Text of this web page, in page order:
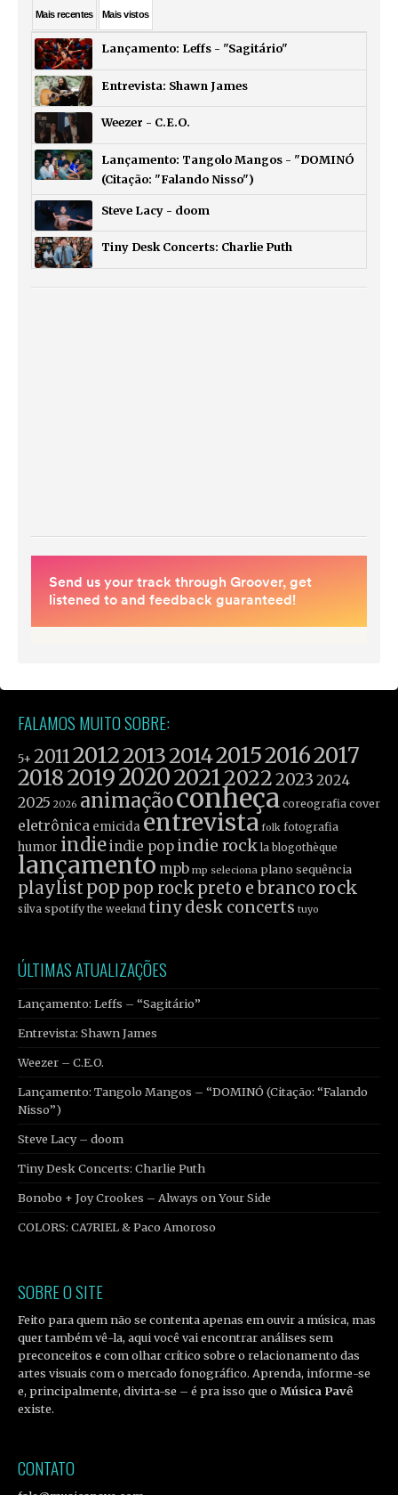
Maisrecentes Maisvistos
Lançamento: Leffs - "Sagitário"
Entrevista: Shawn James
Weezer - C.E.O.
Lançamento: Tangolo Mangos - "DOMINÓ
(Citação: "Falando Nisso")
Steve Lacy - doom
Tiny Desk Concerts: Charlie Puth
FALAMOS MUITO SOBRE:
5+ 2011201220132014201520162017
201820192020202120222023 2024
2025 2026 animaçãoconheça coreografia cover
eletrônica emicida entrevista folk fotografia
humor indieindie pop indie rock la blogothèque
lançamento mpb mp seleciona plano sequência
playlist poppop rock preto e branco rock
silva spotify the weeknd tiny desk concerts tuyo
ÚLTIMAS ATUALIZAÇÕES
Lançamento: Leffs – “Sagitário”
Entrevista: Shawn James
Weezer – C.E.O.
Lançamento: Tangolo Mangos – “DOMINÓ (Citação: “Falando
Nisso”)
Steve Lacy – doom
Tiny Desk Concerts: Charlie Puth
Bonobo + Joy Crookes – Always on Your Side
COLORS: CA7RIEL & Paco Amoroso
SOBRE O SITE
Feito para quem não se contenta apenas em ouvir a música, mas
quer também vê-la, aqui você vai encontrar análises sem
preconceitos e com olhar crítico sobre o relacionamento das
artes visuais com o mercado fonográfico. Aprenda, informe-se
e, principalmente, divirta-se – é pra isso que oMúsica Pavê
existe.
CONTATO